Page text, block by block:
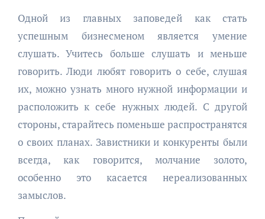
Одной из главных заповедей как стать
успешным бизнесменом является умение
слушать. Учитесь больше слушать и меньше
говорить. Люди любят говорить о себе, слушая
их, можно узнать много нужной информации и
расположить к себе нужных людей. С другой
стороны, старайтесь поменьше распространятся
о своих планах. Завистники и конкуренты были
всегда, как говорится, молчание золото,
особенно это касается нереализованных
замыслов.